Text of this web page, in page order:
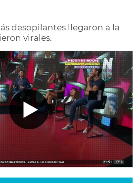
desopilantes llegaron a la
virales.